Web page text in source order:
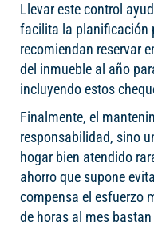
Llevar este control
facilita la planificación
recomiendan reservar
del inmueble al año
incluyendo estos
Finalmente, el
responsabilidad, sino
hogar bien atendido
ahorro que supone
compensa el esfuerzo
de horas al mes